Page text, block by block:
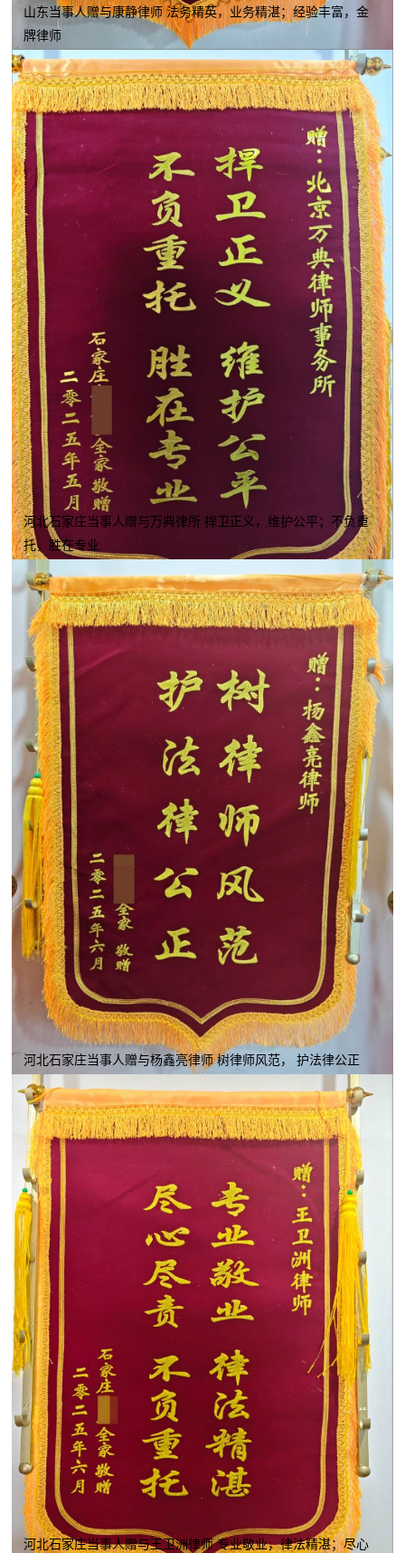
山东当事人赠与康静律师 法务精英，业务精湛；经验丰富，金
牌律师
河北石家庄当事人赠与万典律所 捍卫正义，维护公平；不负重
托，胜在专业
河北石家庄当事人赠与杨鑫亮律师 树律师风范， 护法律公正
河北石家庄当事人赠与王卫洲律师 专业敬业，律法精湛；尽心